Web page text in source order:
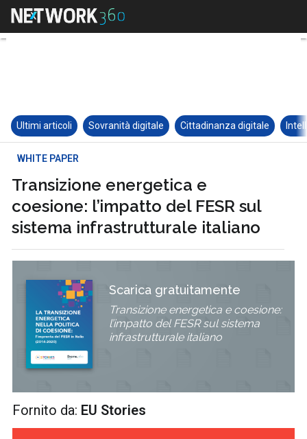
Ultimi articoli Sovranità digitale Cittadinanza digitale
WHITE PAPER
Transizione energetica e
coesione: l’impatto del FESR sul
sistema infrastrutturale italiano
Scarica gratuitamente
Transizione energetica e coesione:
l’impatto del FESR sul sistema
infrastrutturale italiano
Fornito da: EU Stories